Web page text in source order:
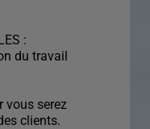
:
du travail
vous serez
clients.